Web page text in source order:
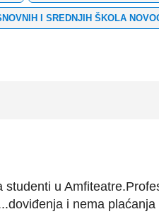
I SREDNJIH ŠKOLA
studenti u
i nema